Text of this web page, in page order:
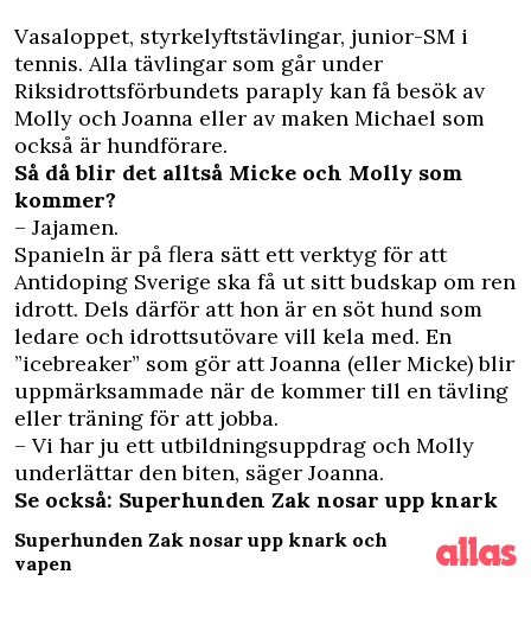
Vasaloppet, styrkelyftstävlingar, junior-SM i
tennis. Alla tävlingar som går under
Riksidrottsförbundets paraply kan få besök av
Molly och Joanna eller av maken Michael som
också är hundförare.
Så då blir det alltså Micke och Molly som
kommer?
– Jajamen.
Spanieln är på flera sätt ett verktyg för att
Antidoping Sverige ska få ut sitt budskap om ren
idrott. Dels därför att hon är en söt hund som
ledare och idrottsutövare vill kela med. En
”icebreaker” som gör att Joanna (eller Micke) blir
uppmärksammade när de kommer till en tävling
eller träning för att jobba.
– Vi har ju ett utbildningsuppdrag och Molly
underlättar den biten, säger Joanna.
Se också: Superhunden Zak nosar upp knark
Superhunden Zak nosar upp knark och
vapen